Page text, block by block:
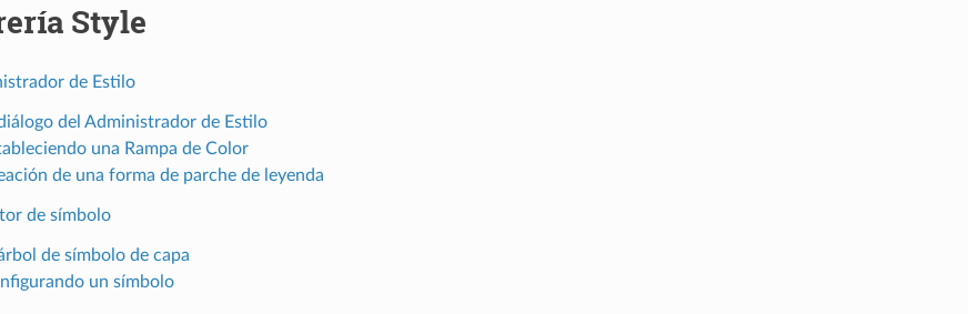
Style
de Estilo
del Administrador de Estilo
una Rampa de Color
de una forma de parche de leyenda
de símbolo
de símbolo de capa
un símbolo